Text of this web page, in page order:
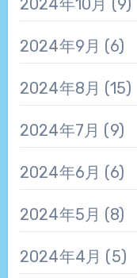
2024年10月 (9)
2024年9月 (6)
2024年8月 (15)
2024年7月 (9)
2024年6月 (6)
2024年5月 (8)
2024年4月 (5)